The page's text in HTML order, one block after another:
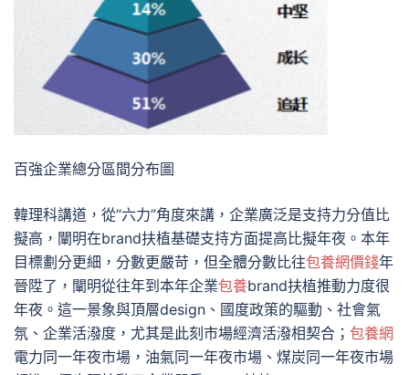
百強企業總分區間分布圖
韓理科講道，從“六力”角度來講，企業廣泛是支持力分值比
擬高，闡明在brand扶植基礎支持方面提高比擬年夜。本年
目標劃分更細，分數更嚴苛，但全體分數比往包養網價錢年
晉陞了，闡明從往年到本年企業包養brand扶植推動力度很
年夜。這一景象與頂層design、國度政策的驅動、社會氣
氛、企業活潑度，尤其是此刻市場經濟活潑相契合； 包養網
電力同一年夜市場，油氣同一年夜市場、煤炭同一年夜市場